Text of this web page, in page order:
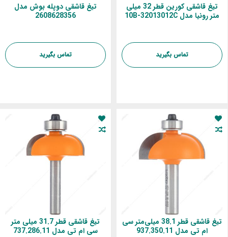
تیغ قاشقی کورین قطر 32 میلی
متر رونیا مدل 10B-32013012C
تماس بگیرید
تیغ قاشقی دوپله بوش مدل
2608628356
تماس بگیرید
تیغ قاشقی قطر 38.1 میلی‌متر سی
ام تی مدل 937.350.11
تیغ قاشقی قطر 31.7 میلی‌ متر
سی ام تی مدل 737.286.11